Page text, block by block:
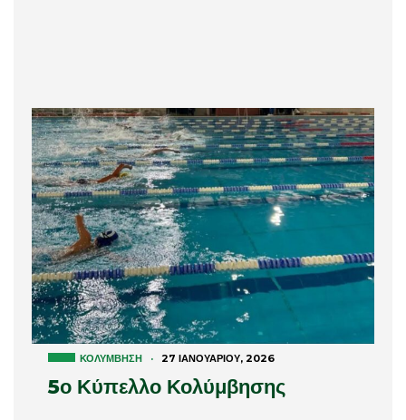
ΚΟΛΎΜΒΗΣΗ · 27 ΙΑΝΟΥΑΡΊΟΥ, 2026
5ο Κύπελλο Κολύμβησης